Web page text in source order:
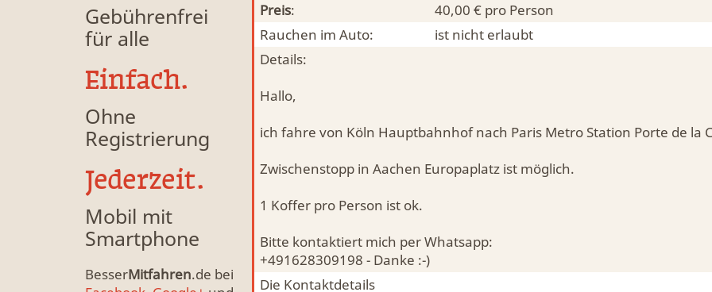
Gebührenfrei
für alle
Einfach.
Ohne
Registrierung
Jederzeit.
Mobil mit
Smartphone
BesserMitfahren.de bei
Preis:
40,00 € pro Person
Rauchen im Auto:
ist nicht erlaubt
Details:
Hallo,
ich fahre von Köln Hauptbahnhof nach Paris Metro Station Porte de la
Zwischenstopp in Aachen Europaplatz ist möglich.
1 Koffer pro Person ist ok.
Bitte kontaktiert mich per Whatsapp:
+491628309198 - Danke :-)
Die Kontaktdetails